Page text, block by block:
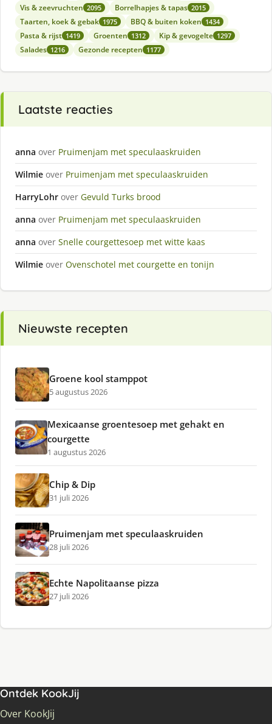
Vis & zeevruchten 2095 Borrelhapjes & tapas 2015
Taarten, koek & gebak 1975 BBQ & buiten koken 1434
Pasta & rijst 1419 Groenten 1312 Kip & gevogelte 1297
Salades 1216 Gezonde recepten 1177
Laatste reacties
anna over Pruimenjam met speculaaskruiden
Wilmie over Pruimenjam met speculaaskruiden
HarryLohr over Gevuld Turks brood
anna over Pruimenjam met speculaaskruiden
anna over Snelle courgettesoep met witte kaas
Wilmie over Ovenschotel met courgette en tonijn
Nieuwste recepten
Groene kool stamppot
5 augustus 2026
Mexicaanse groentesoep met gehakt en
courgette
1 augustus 2026
Chip & Dip
31 juli 2026
Pruimenjam met speculaaskruiden
28 juli 2026
Echte Napolitaanse pizza
27 juli 2026
Ontdek KookJij
Over KookJij